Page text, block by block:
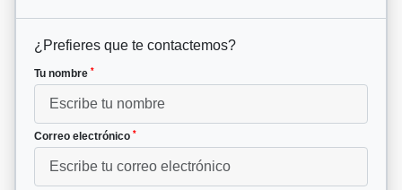
¿Prefieres que te contactemos?
Tu nombre *
Correo electrónico *